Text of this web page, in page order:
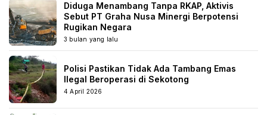
Diduga Menambang Tanpa RKAP, Aktivis
Sebut PT Graha Nusa Minergi Berpotensi
Rugikan Negara
3 bulan yang lalu
Polisi Pastikan Tidak Ada Tambang Emas
Ilegal Beroperasi di Sekotong
4 April 2026